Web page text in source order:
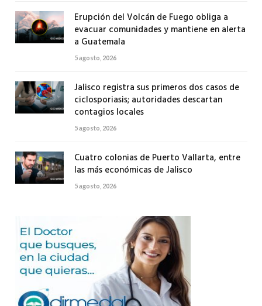
Erupción del Volcán de Fuego obliga a
evacuar comunidades y mantiene en alerta
a Guatemala
5 agosto, 2026
Jalisco registra sus primeros dos casos de
ciclosporiasis; autoridades descartan
contagios locales
5 agosto, 2026
Cuatro colonias de Puerto Vallarta, entre
las más económicas de Jalisco
5 agosto, 2026